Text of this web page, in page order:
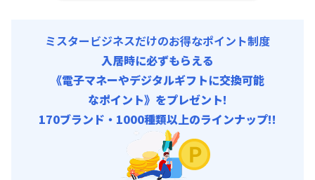
ミスタービジネスだけのお得なポイント制度
入居時に必ずもらえる
《電子マネーやデジタルギフトに交換可能
なポイント》をプレゼント!
170ブランド・1000種類以上のラインナップ!!